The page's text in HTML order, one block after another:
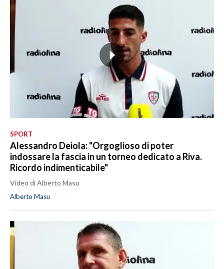
SPORT
Alessandro Deiola: "Orgoglioso di poter
indossare la fascia in un torneo dedicato a Riva.
Ricordo indimenticabile"
Video di Alberto Masu
Alberto Masu